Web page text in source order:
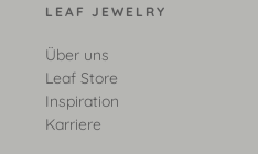
LEAF JEWELRY
Über uns
Leaf Store
Inspiration
Karriere